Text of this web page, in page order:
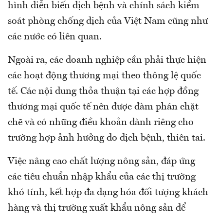
hình diễn biến dịch bệnh và chính sách kiểm
soát phòng chống dịch của Việt Nam cũng như
các nước có liên quan.
Ngoài ra, các doanh nghiệp cần phải thực hiện
các hoạt động thương mại theo thông lệ quốc
tế. Các nội dung thỏa thuận tại các hợp đồng
thương mại quốc tế nên được đàm phán chặt
chẽ và có những điều khoản dành riêng cho
trường hợp ảnh hưởng do dịch bệnh, thiên tai.
Việc nâng cao chất lượng nông sản, đáp ứng
các tiêu chuẩn nhập khẩu của các thị trường
khó tính, kết hợp đa dạng hóa đối tượng khách
hàng và thị trường xuất khẩu nông sản để